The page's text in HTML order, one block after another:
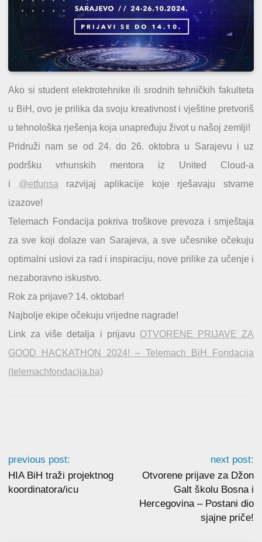
Ako si student elektrotehnike ili srodnih tehničkih fakulteta
u BiH, ovo je prilika da svoju kreativnost i vještine pretvoriš
u tehnološka rješenja koja unapređuju život u našoj zemlji!
Pridruži nam se od 24. do 26. oktobra u Sarajevu i uz
podršku vrhunskih mentora iz United Cloud-a
i @etfunsa razvijaj aplikacije koje rješavaju stvarne
izazove!
Telemach Fondacija pokriva troškove prevoza i smještaja
za sve koji dolaze van Sarajeva, a sve učesnike očekuju
optimalni uslovi za rad i inspiraciju, nove prilike za učenje i
nezaboravno iskustvo.
Rok za prijave? 14. oktobar!
Najbolje ekipe očekuju vrijedne nagrade!
Link za više detalja i prijavu OTVORENE PRIJAVE ZA
GOOD HACKATHON 2024! – Telemach BiH Fondacija
(telemachfondacija.ba)
previous post:
HIA BiH traži projektnog
koordinatora/icu
next post:
Otvorene prijave za Džon
Galt školu Bosna i
Hercegovina – Postani dio
sjajne priče!